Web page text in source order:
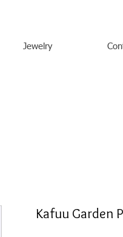
Jewelry
Kafuu Garden